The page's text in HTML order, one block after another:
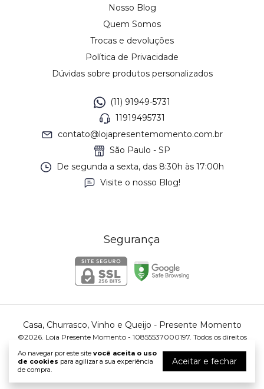
Ao navegar por este site você aceita o uso
de cookies para agilizar a sua experiência
de compra.
Aceitar e fechar
Nosso Blog
Quem Somos
Trocas e devoluções
Política de Privacidade
Dúvidas sobre produtos personalizados
(11) 91949-5731
11919495731
contato@lojapresentemomento.com.br
São Paulo - SP
De segunda a sexta, das 8:30h às 17:00h
Visite o nosso Blog!
Segurança
Casa, Churrasco, Vinho e Queijo - Presente Momento
©2026. Loja Presente Momento - 10855537000197. Todos os direitos